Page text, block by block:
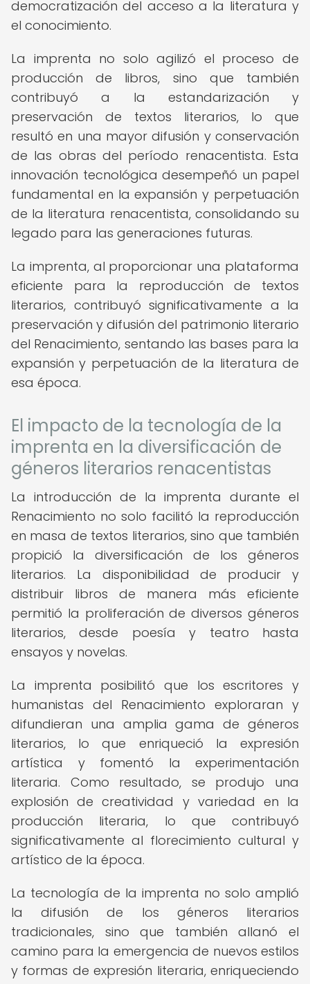
democratización del acceso a la literatura y
el conocimiento.
La imprenta no solo agilizó el proceso de
producción de libros, sino que también
contribuyó a la estandarización y
preservación de textos literarios, lo que
resultó en una mayor difusión y conservación
de las obras del período renacentista. Esta
innovación tecnológica desempeñó un papel
fundamental en la expansión y perpetuación
de la literatura renacentista, consolidando su
legado para las generaciones futuras.
La imprenta, al proporcionar una plataforma
eficiente para la reproducción de textos
literarios, contribuyó significativamente a la
preservación y difusión del patrimonio literario
del Renacimiento, sentando las bases para la
expansión y perpetuación de la literatura de
esa época.
El impacto de la tecnología de la
imprenta en la diversificación de
géneros literarios renacentistas
La introducción de la imprenta durante el
Renacimiento no solo facilitó la reproducción
en masa de textos literarios, sino que también
propició la diversificación de los géneros
literarios. La disponibilidad de producir y
distribuir libros de manera más eficiente
permitió la proliferación de diversos géneros
literarios, desde poesía y teatro hasta
ensayos y novelas.
La imprenta posibilitó que los escritores y
humanistas del Renacimiento exploraran y
difundieran una amplia gama de géneros
literarios, lo que enriqueció la expresión
artística y fomentó la experimentación
literaria. Como resultado, se produjo una
explosión de creatividad y variedad en la
producción literaria, lo que contribuyó
significativamente al florecimiento cultural y
artístico de la época.
La tecnología de la imprenta no solo amplió
la difusión de los géneros literarios
tradicionales, sino que también allanó el
camino para la emergencia de nuevos estilos
y formas de expresión literaria, enriqueciendo